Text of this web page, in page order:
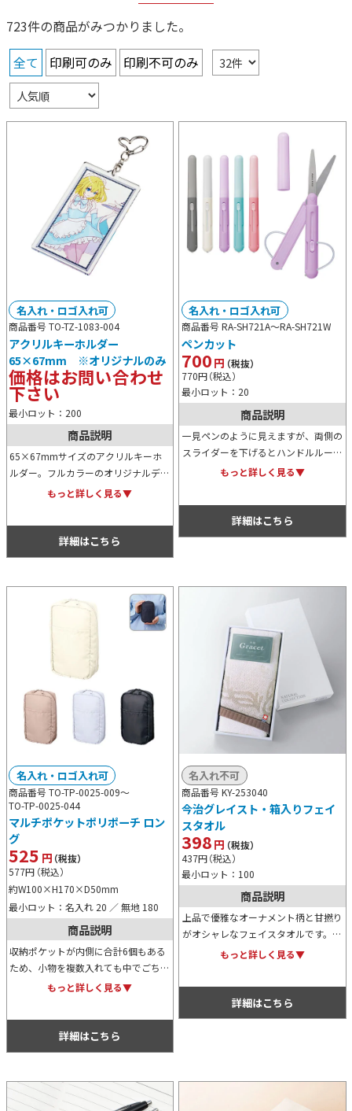
723件の商品がみつかりました。
全て
印刷可のみ 印刷不可のみ
商品番号 TO-TZ-1083-004
アクリルキーホルダー
65×67mm ※オリジナルのみ
価格はお問い合わせ
下さい
最小ロット：200
名入れ・ロゴ入れ可
商品説明
65×67mmサイズのアクリルキーホ
ルダー。フルカラーのオリジナルデザ
インで製作できるのはもちろん、デザ
もっと詳しく見る▼
詳細はこちら
商品番号 RA-SH721A～RA-SH721W
ペンカット
700円（税抜）
770円（税込）
最小ロット：20
名入れ・ロゴ入れ可
商品説明
一見ペンのように見えますが、両側の
スライダーを下げるとハンドルループ
が現れ、ハサミとなる便利グッズ。ペ
もっと詳しく見る▼
詳細はこちら
商品番号 TO-TP-0025-009～
TO-TP-0025-044
マルチポケットポリポーチ ロン
グ
525 円（税抜）
577円（税込）
約W100×H170×D50mm
最小ロット：名入れ 20 ／ 無地 180
名入れ・ロゴ入れ可
商品説明
収納ポケットが内側に合計6個もある
ため、小物を複数入れても中でごちゃ
ごちゃにならず非常に便利なロングポ
ンのため名入れがよく映えます。
もっと詳しく見る▼
詳細はこちら
商品番号 KY-253040
今治グレイスト・箱入りフェイ
スタオル
398円（税抜）
437円（税込）
最小ロット：100
名入れ不可
商品説明
上品で優雅なオーナメント柄と甘撚り
がオシャレなフェイスタオルです。化
粧箱もシンプルなデザインで高級感が
もっと詳しく見る▼
詳細はこちら